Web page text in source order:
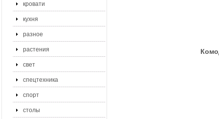
кровати
кухня
разное
растения
свет
спецтехника
спорт
столы